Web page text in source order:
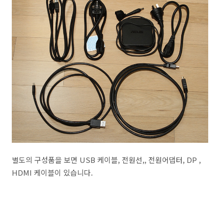
별도의 구성품을 보면 USB 케이블, 전원선,, 전원어댑터, DP ,
HDMI 케이블이 있습니다.